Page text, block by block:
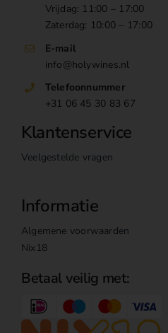
Vrijdag: 11:00 – 17:00
Zaterdag: 10:00 – 17:00
E-mail
info@holywines.nl
Telefoonnummer
+31 06 45 30 83 67
Klantenservice
Veelgestelde vragen
Informatie
Algemene voorwaarden
Nix18
Betaal veilig met: